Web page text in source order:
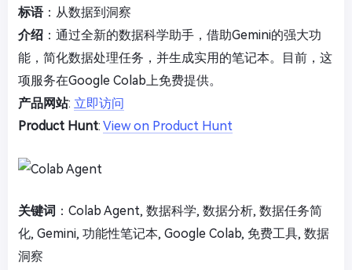
标语：从数据到洞察
介绍 ：通过全新的数据科学助手，借助Gemini的强大功
能，简化数据处理任务，并生成实用的笔记本。目前，这
项服务在Google Colab上免费提供。
产品网站: 立即访问
Product Hunt: View on Product Hunt
关键词 ：Colab Agent, 数据科学, 数据分析, 数据任务简
化, Gemini, 功能性笔记本, Google Colab, 免费工具, 数据
洞察